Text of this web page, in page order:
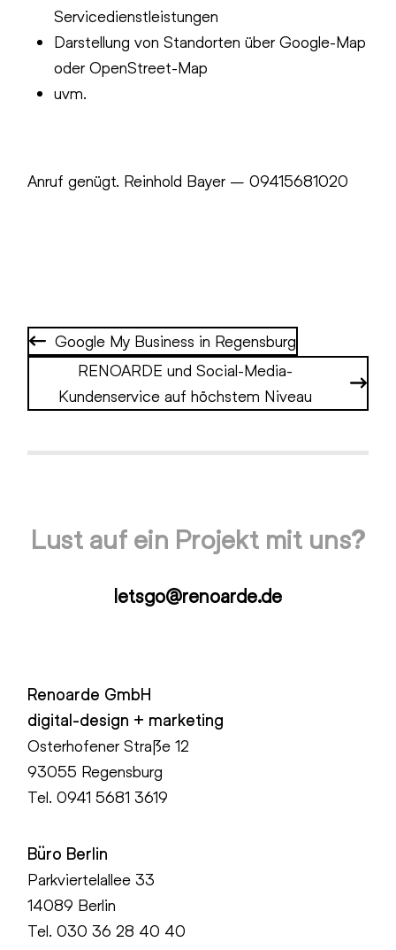
Servicedienstleistungen
Darstellung von Standorten über Google-Map
oder OpenStreet-Map
uvm.
Anruf genügt. Reinhold Bayer – 09415681020
Google My Business in Regensburg
RENOARDE und Social-Media-
Kundenservice auf höchstem Niveau
Lust auf ein Projekt mit uns?
letsgo@renoarde.de
Renoarde GmbH
digital-design + marketing
Osterhofener Straße 12
93055 Regensburg
Tel.0941 5681 3619
Büro Berlin
Parkviertelallee 33
14089 Berlin
Tel.030 36 28 40 40